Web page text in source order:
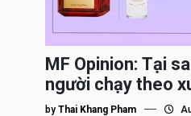
MF Opinion: Tại
người chạy theo
Dupe”?
by Thai Khang Pham